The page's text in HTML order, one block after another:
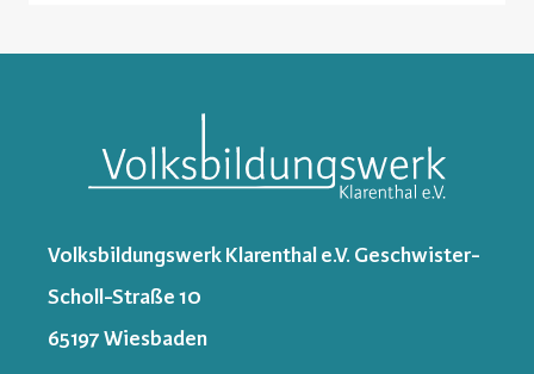
Volksbildungswerk Klarenthal e.V. Geschwister-
Scholl-Straße 10
65197 Wiesbaden